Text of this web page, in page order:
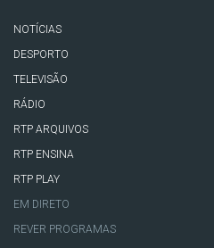
NOTÍCIAS
DESPORTO
TELEVISÃO
RÁDIO
RTP ARQUIVOS
RTP ENSINA
RTP PLAY
EM DIRETO
REVER PROGRAMAS